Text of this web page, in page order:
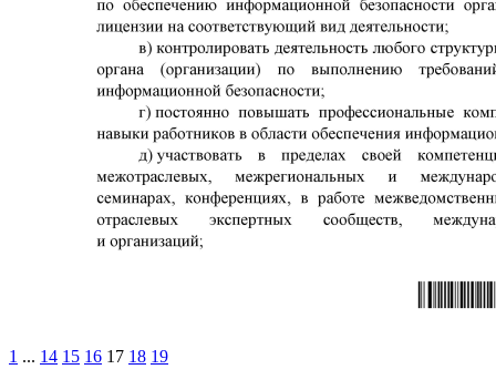
1 ... 14 15 16 17 18 19